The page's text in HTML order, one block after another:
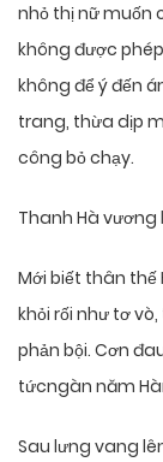
nhỏ thị nữ muốn
không được
không để ý đến
trang, thừa dịp
công bỏ chạy.
Thanh Hà vương
Mới biết thân thế
khỏi rối như tơ
phản bội. Cơn
tứcngàn năm
Sau lưng vang